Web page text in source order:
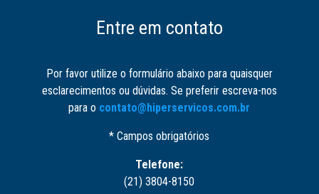
Entre em contato
Por favor utilize o formulário abaixo para quaisquer
esclarecimentos ou dúvidas. Se preferir escreva-nos
para o contato@hiperservicos.com.br
* Campos obrigatórios
Telefone:
(21) 3804-8150